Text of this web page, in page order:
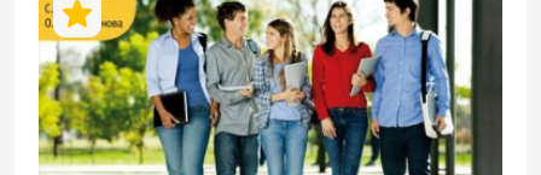
материала: все тексты построены по
сюжетному принципу. Чтобы ускорить
вхождение учащихся в живую речь,
изменена традиционная
последовательность подачи грамматики.
Активно используются такие принципы,